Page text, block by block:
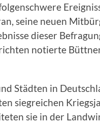
seine neuen
dieser
notierte
Städten in
siegreichen
sie in der